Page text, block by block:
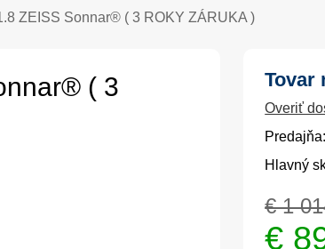
ZEISS Sonnar® ( 3 ROKY ZÁRUKA )
( 3
Tovar
Overiť
Predajňa:
Hlavný
€ 1
€